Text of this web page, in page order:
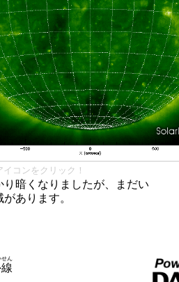
コンをクリック！
り暗くなりましたが、まだい
あります。
せん